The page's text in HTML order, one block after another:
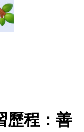
歷程：善